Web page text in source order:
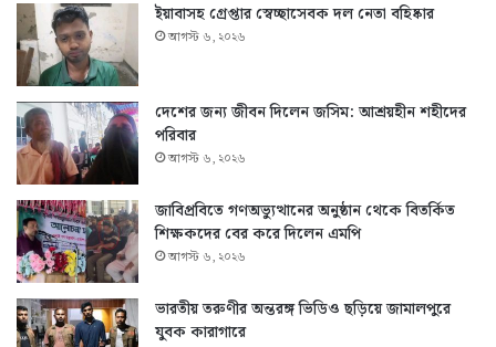
ইয়াবাসহ গ্রেপ্তার স্বেচ্ছাসেবক দল নেতা বহিষ্কার
আগস্ট ৬, ২০২৬
দেশের জন্য জীবন দিলেন জসিম: আশ্রয়হীন শহীদের
পরিবার
আগস্ট ৬, ২০২৬
জাবিপ্রবিতে গণঅভ্যুত্থানের অনুষ্ঠান থেকে বিতর্কিত
শিক্ষকদের বের করে দিলেন এমপি
আগস্ট ৬, ২০২৬
ভারতীয় তরুণীর অন্তরঙ্গ ভিডিও ছড়িয়ে জামালপুরে
যুবক কারাগারে